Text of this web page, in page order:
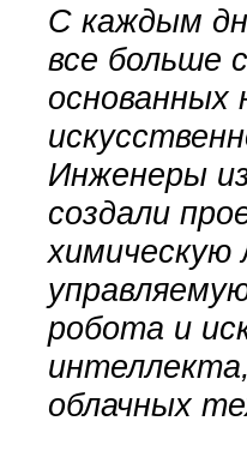
С каждым
все больше
основанных
Инженеры
создали
химическую
робота и
облачных